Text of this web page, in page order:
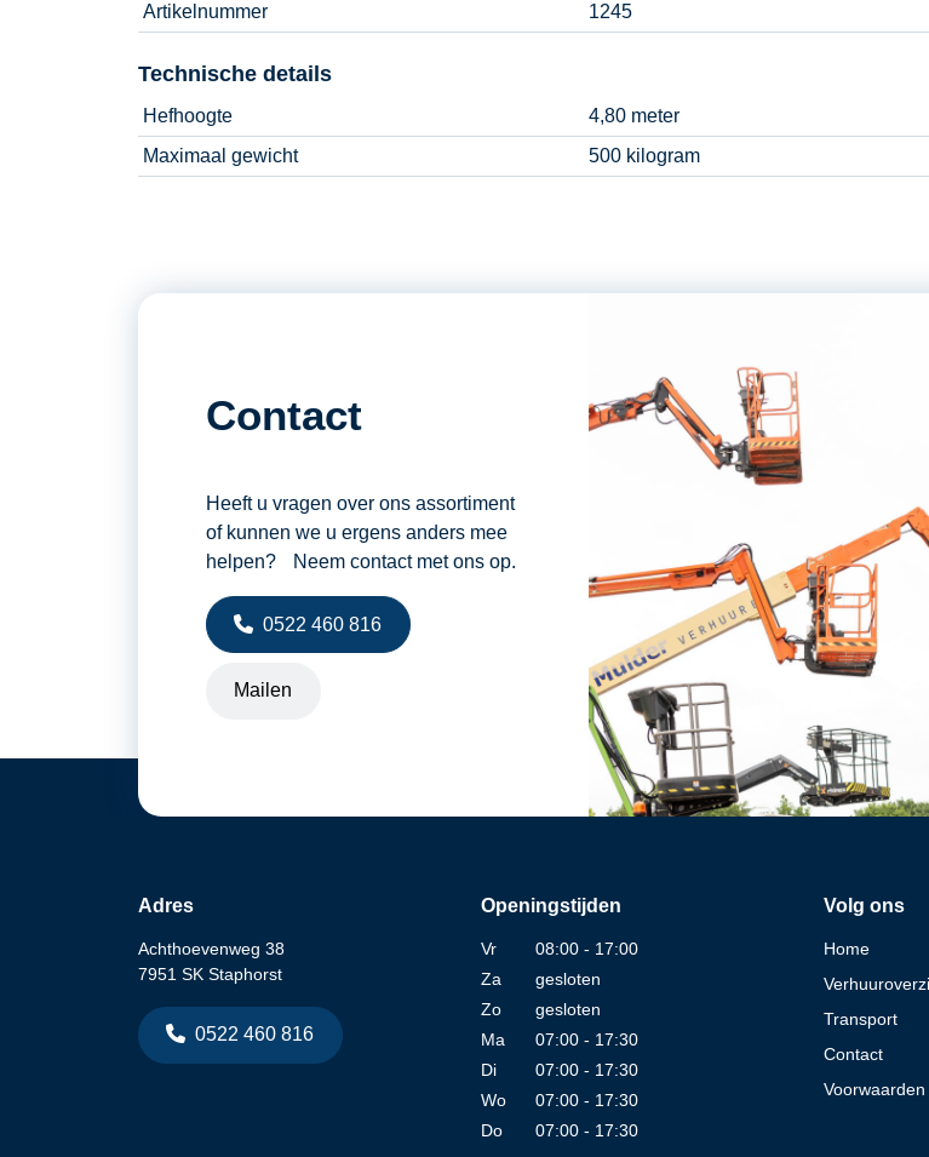
Artikelnummer 1245
Technische details
Hefhoogte
4,80 meter
Maximaal gewicht
500 kilogram
Contact
Heeft u vragen over ons assortiment
of kunnen we u ergens anders mee
helpen? Neem contact met ons op.
0522 460 816
Mailen
Adres
Achthoevenweg 38
7951 SK Staphorst
0522 460 816
Openingstijden
Vr
08:00 - 17:00
Za
gesloten
Zo
gesloten
Ma
07:00 - 17:30
Di
07:00 - 17:30
Wo
07:00 - 17:30
Do
07:00 - 17:30
Volg ons
Home
Transport
Contact
Voorwaarden